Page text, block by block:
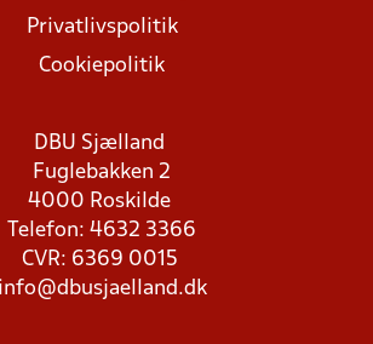
Privatlivspolitik
Cookiepolitik
DBU Sjælland
Fuglebakken 2
4000 Roskilde
Telefon: 4632 3366
CVR: 6369 0015
info@dbusjaelland.dk